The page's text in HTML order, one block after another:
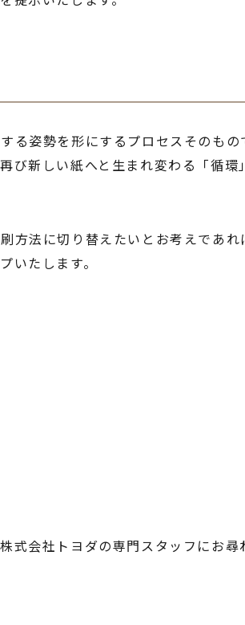
る姿勢を形にするプロセスそのもの
び新しい紙へと生まれ変わる「循環
方法に切り替えたいとお考えであ
たします。
会社トヨダの専門スタッフにお尋